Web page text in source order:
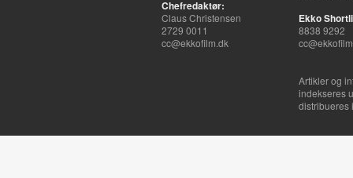
Chefredaktør:
Claus Christensen
2729 0011
cc@ekkofilm.dk
Ekko
8838 9292
Artikler og
indekseres
distribueres